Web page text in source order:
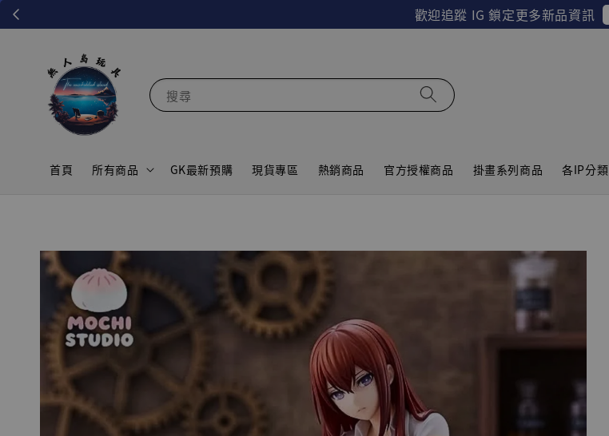
歡迎追蹤 IG 鎖定更多新品資訊
搜尋
首頁 所有商品 GK最新預購 現貨專區 熱銷商品 官方授權商品 掛畫系列商品 各IP分類